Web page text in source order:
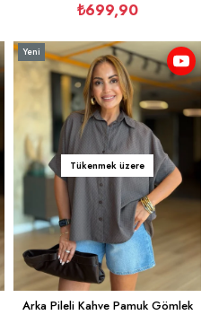
₺699,90
Tükenmek üzere
Arka Pileli Kahve Pamuk Gömlek
Yeni
Ürün